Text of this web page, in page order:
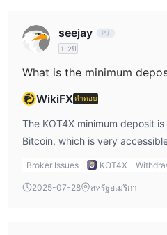
seejay
1-2ปี
What is the minimum
WikiFXคำตอบ
The KOT4X minimum deposit
Bitcoin, which is very
credit/debit card, the minimum
feature for new traders who
Broker Issues KOT4X
2025-07-28 สหรัฐอเมริกา